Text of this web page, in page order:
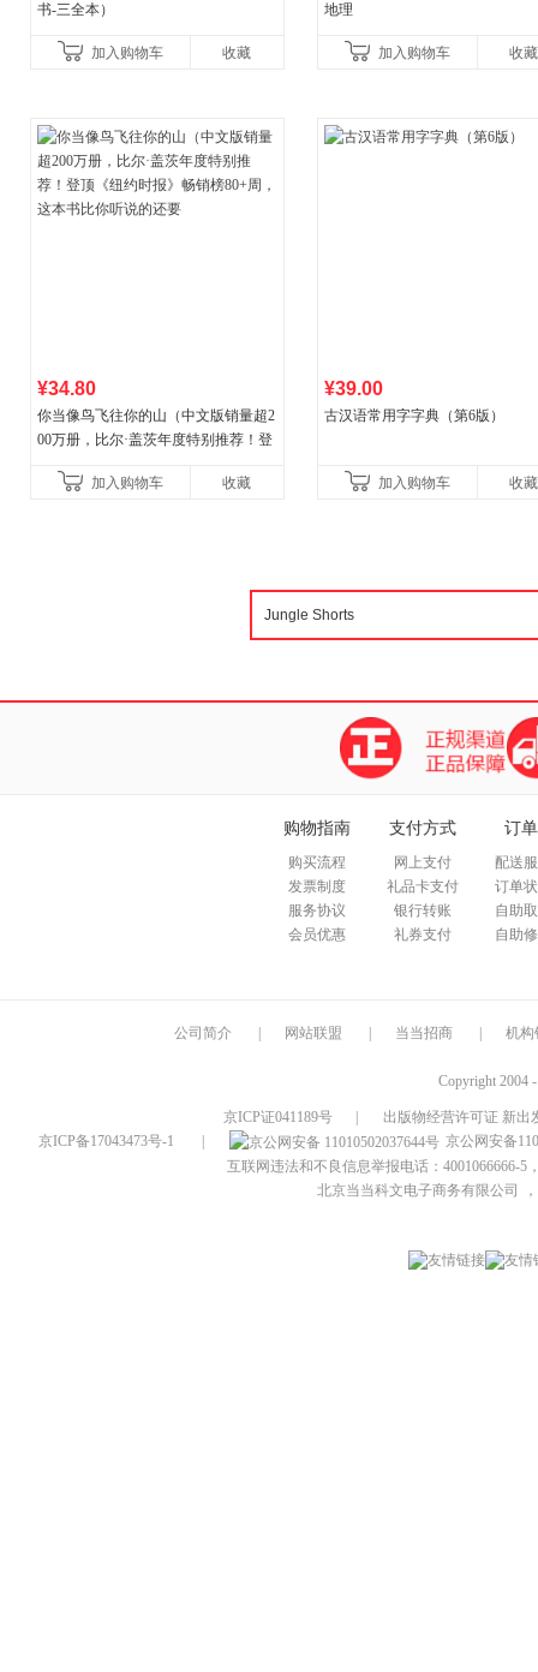
书-三全本）
加入购物车 收藏
地理
加入购物车 收藏
¥34.80
你当像鸟飞往你的山（中文版销量超2
00万册，比尔·盖茨年度特别推荐！登
比你听说的还要
加入购物车 收藏
¥39.00
古汉语常用字字典（第6版）
加入购物车 收藏
购物指南
购买流程
发票制度
服务协议
会员优惠
支付方式
网上支付
礼品卡支付
银行转账
礼券支付
订
配送
订单
自助
自助
公司简介 网站联盟 当当招商 机构
Copyright 2004
京ICP证041189号
出版物经营许可证 新出
京ICP备17043473号-1
京公网安备
互联网违法和不良信息举报电话：4001066666-5
北京当当科文电子商务有限公司